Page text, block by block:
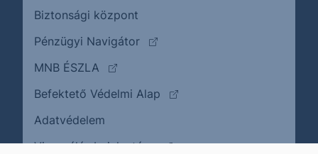
Biztonsági központ
Pénzügyi Navigátor
(külső oldalra ugrik)
MNB ÉSZLA
(külső oldalra ugrik)
Befektető Védelmi Alap
(külső oldalra ugrik)
Adatvédelem
Visszaélés bejelentése(külső oldalra ugrik)